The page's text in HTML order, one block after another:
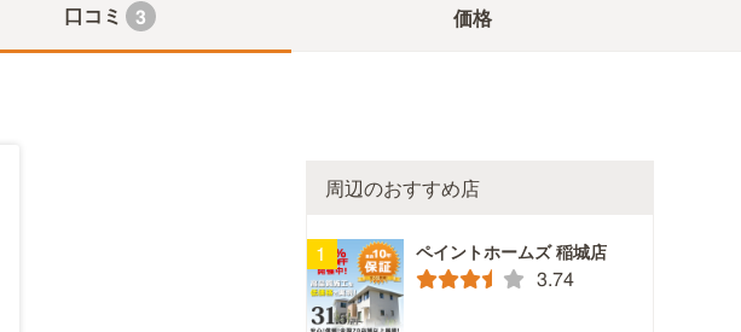
口コミ 3 価格
周辺のおすすめ店
ペイントホームズ 稲城店
3.74